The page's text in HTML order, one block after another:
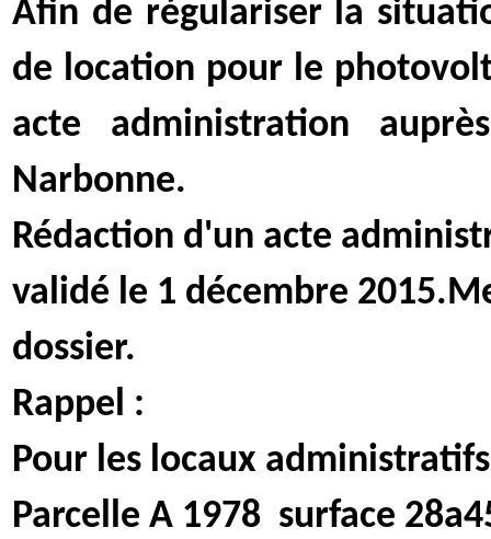
Afin de régulariser la
de location pour le
acte administration
Narbonne.
Rédaction d'un acte
validé le 1 décembre
dossier.
Rappel :
Pour les locaux
Parcelle A 1978 surface